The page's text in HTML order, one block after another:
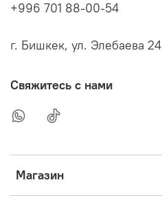
Магазин
+996 701 88-00-54
г. Бишкек, ул. Элебаева 24
Свяжитесь с нами